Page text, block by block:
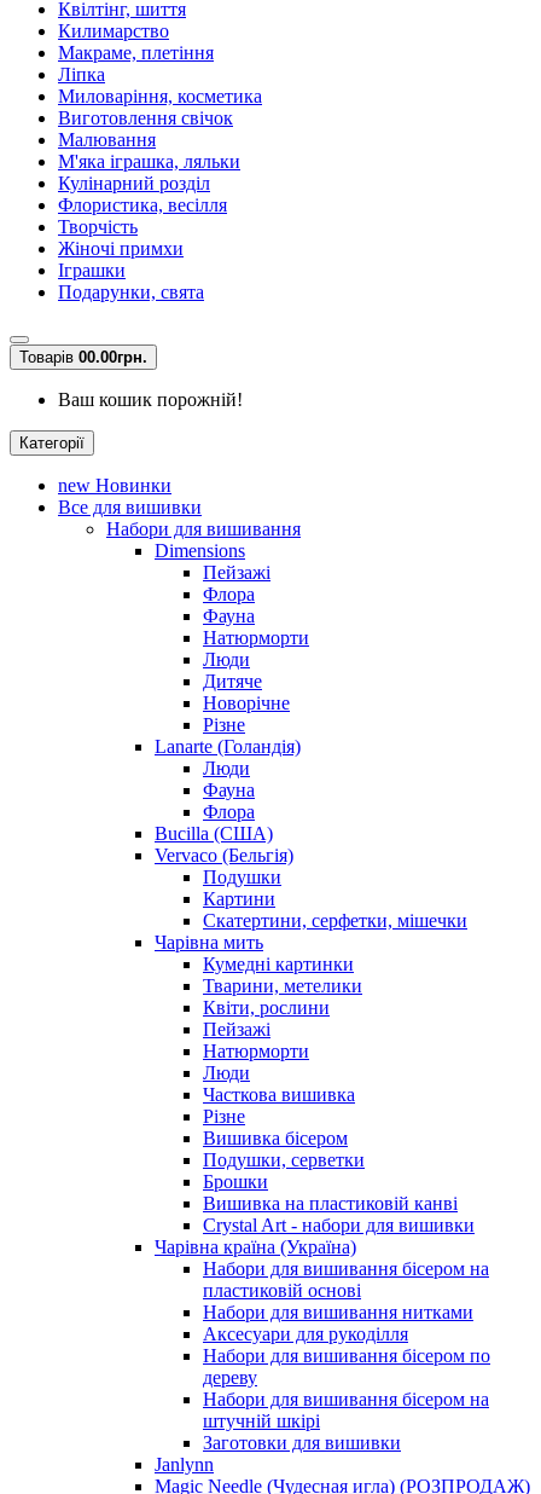
Квілтінг, шиття
Килимарство
Макраме, плетіння
Ліпка
Миловаріння, косметика
Виготовлення свічок
Малювання
М'яка іграшка, ляльки
Кулінарний розділ
Флористика, весілля
Творчість
Жіночі примхи
Іграшки
Подарунки, свята
Товарів 00.00грн.
Ваш кошик порожній!
Категорії
new Новинки
Все для вишивки
Набори для вишивання
Dimensions
Пейзажі
Флора
Фауна
Натюрморти
Люди
Дитяче
Новорічне
Різне
Lanarte (Голандія)
Люди
Фауна
Флора
Bucilla (США)
Vervaco (Бельгія)
Подушки
Картини
Скатертини, серфетки, мішечки
Чарiвна мить
Кумедні картинки
Тварини, метелики
Квіти, рослини
Пейзажі
Натюрморти
Люди
Часткова вишивка
Різне
Вишивка бісером
Подушки, серветки
Брошки
Вишивка на пластиковій канві
Crystal Art - набори для вишивки
Чарівна країна (Україна)
Набори для вишивання бісером на
пластиковій основі
Набори для вишивання нитками
Аксесуари для рукоділля
Набори для вишивання бісером по
дереву
Набори для вишивання бісером на
штучній шкірі
Заготовки для вишивки
Janlynn
Magic Needle (Чудесная игла) (РОЗПРОДАЖ)